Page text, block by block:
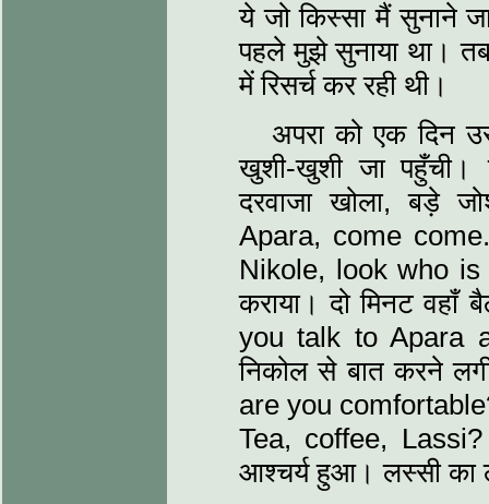
ये जो किस्‍सा मैं सुनाने
पहले मुझे सुनाया था। तब
में रिसर्च कर रही थी।
अपरा को एक दिन
खुशी-खुशी जा पहुँची।
दरवाजा खोला, बड़े
Apara, come come.
Nikole, look who is
कराया। दो मिनट
you talk to Apara
निकोल से बात करने
are you
Tea, coffee,
आश्‍चर्य हुआ। लस्‍सी का